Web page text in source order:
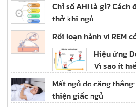
Chỉ số AHI là gì? Cách
thở khi ngủ
Rối loạn hành vi REM
Hiệu ứng
Vì sao ít
Mất ngủ do căng
thiện giấc ngủ